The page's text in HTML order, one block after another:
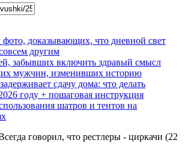
доказывающих, что дневной свет
другим
забывших включить здравый смысл
мужчин, изменивших историю
сдачу дома: что делать
году + пошаговая инструкция
шатров и тентов на
говорил, что рестлеры - циркачи (22